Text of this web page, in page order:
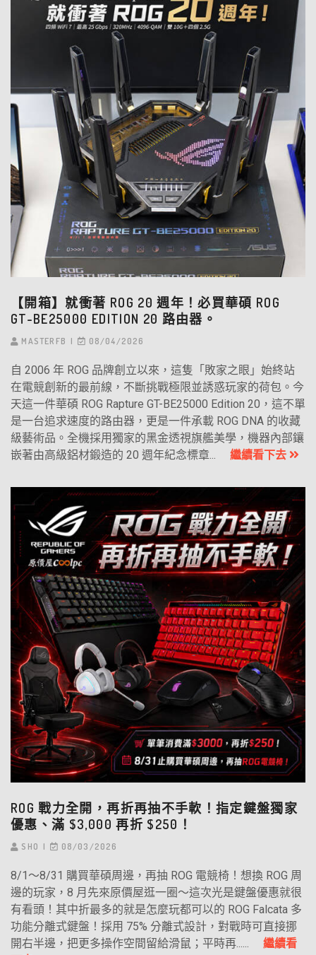
【開箱】就衝著 ROG 20 週年！必買華碩 ROG
GT-BE25000 EDITION 20 路由器。
MASTERFB 08/04/2026
自 2006 年 ROG 品牌創立以來，這隻「敗家之眼」始終站
在電競創新的最前線，不斷挑戰極限並誘惑玩家的荷包。今
天這一件華碩 ROG Rapture GT-BE25000 Edition 20，這不單
是一台追求速度的路由器，更是一件承載 ROG DNA 的收藏
級藝術品。全機採用獨家的黑金透視旗艦美學，機器內部鑲
嵌著由高級鋁材鍛造的 20 週年紀念標章... 繼續看下去
ROG 戰力全開，再折再抽不手軟！指定鍵盤獨家
優惠、滿 $3,000 再折 $250！
SHO 08/03/2026
8/1～8/31 購買華碩周邊，再抽 ROG 電競椅！想換 ROG 周
邊的玩家，8 月先來原價屋逛一圈～這次光是鍵盤優惠就很
有看頭！其中折最多的就是怎麼玩都可以的 ROG Falcata 多
功能分離式鍵盤！採用 75% 分離式設計，對戰時可直接挪
開右半邊，把更多操作空間留給滑鼠；平時再...... 繼續看